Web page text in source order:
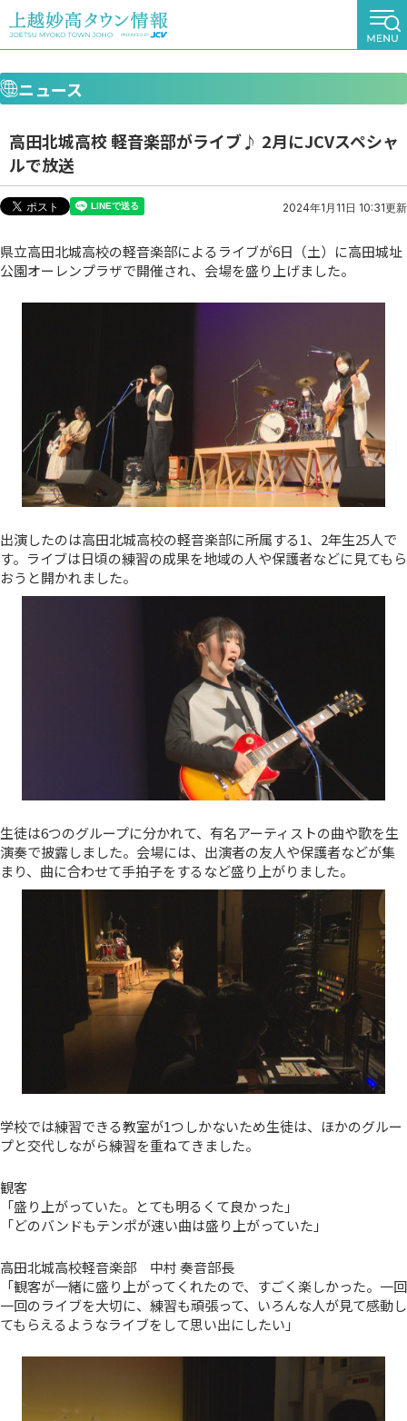
ニュース
高田北城高校 軽音楽部がライブ♪ 2月にJCVスペシャ
ルで放送
2024年1月11日 10:31更新
県立高田北城高校の軽音楽部によるライブが6日（土）に高田城址
公園オーレンプラザで開催され、会場を盛り上げました。
出演したのは高田北城高校の軽音楽部に所属する1、2年生25人で
す。ライブは日頃の練習の成果を地域の人や保護者などに見てもら
おうと開かれました。
生徒は6つのグループに分かれて、有名アーティストの曲や歌を生
演奏で披露しました。会場には、出演者の友人や保護者などが集
まり、曲に合わせて手拍子をするなど盛り上がりました。
学校では練習できる教室が1つしかないため生徒は、ほかのグルー
プと交代しながら練習を重ねてきました。
観客
「盛り上がっていた。とても明るくて良かった」
「どのバンドもテンポが速い曲は盛り上がっていた」
高田北城高校軽音楽部 中村 奏音部長
「観客が一緒に盛り上がってくれたので、すごく楽しかった。一回
一回のライブを大切に、練習も頑張って、いろんな人が見て感動し
てもらえるようなライブをして思い出にしたい」